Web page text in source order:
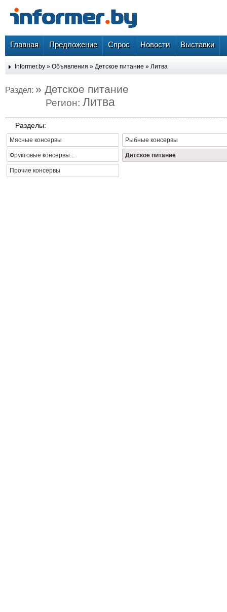
Главная Предложение Спрос Новости Выставки
Informer.by » Объявления » Детское питание » Литва
Раздел: » Детское питание
Регион: Литва
Разделы:
Мясные консервы Рыбные консервы
Фруктовые консервы... Детское питание
Прочие консервы